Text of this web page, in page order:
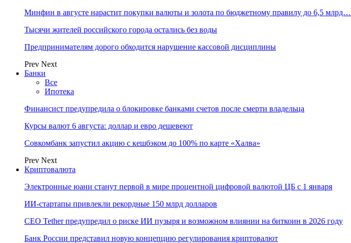
Минфин в августе нарастит покупки валюты и золота по бюджетному правилу до 6,5 млрд…
Тысячи жителей российского города остались без воды
Предпринимателям дорого обходится нарушение кассовой дисциплины
Prev Next
Банки
Все
Ипотека
Финансист предупредила о блокировке банками счетов после смерти владельца
Курсы валют 6 августа: доллар и евро дешевеют
Совкомбанк запустил акцию с кешбэком до 100% по карте «Халва»
Prev Next
Криптовалюта
Электронные юани станут первой в мире процентной цифровой валютой ЦБ с 1 января
ИИ-стартапы привлекли рекордные 150 млрд долларов
CEO Tether предупредил о риске ИИ пузыря и возможном влиянии на биткоин в 2026 году
Банк России представил новую концепцию регулирования криптовалют